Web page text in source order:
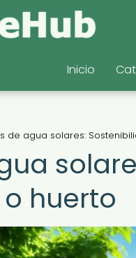
Inicio
de agua solares:
huerto